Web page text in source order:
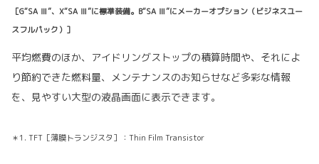
［G“SA Ⅲ”、X“SA Ⅲ”に標準装備。B“SA Ⅲ”にメーカーオプション（ビジネスユー
スフルパック）］
平均燃費のほか、アイドリングストップの積算時間や、それによ
り節約できた燃料量、メンテナンスのお知らせなど多彩な情報
を、見やすい大型の液晶画面に表示できます。
＊1. TFT［薄膜トランジスタ］：Thin Film Transistor